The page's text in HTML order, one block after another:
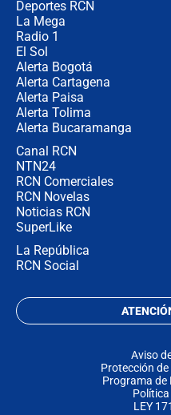
Deportes RCN
La Mega
Radio 1
El Sol
Alerta Bogotá
Alerta Cartagena
Alerta Paisa
Alerta Tolima
Alerta Bucaramanga
Canal RCN
NTN24
RCN Comerciales
RCN Novelas
Noticias RCN
SuperLike
La República
RCN Social
Aviso
Protección
Programa de
Política
LEY